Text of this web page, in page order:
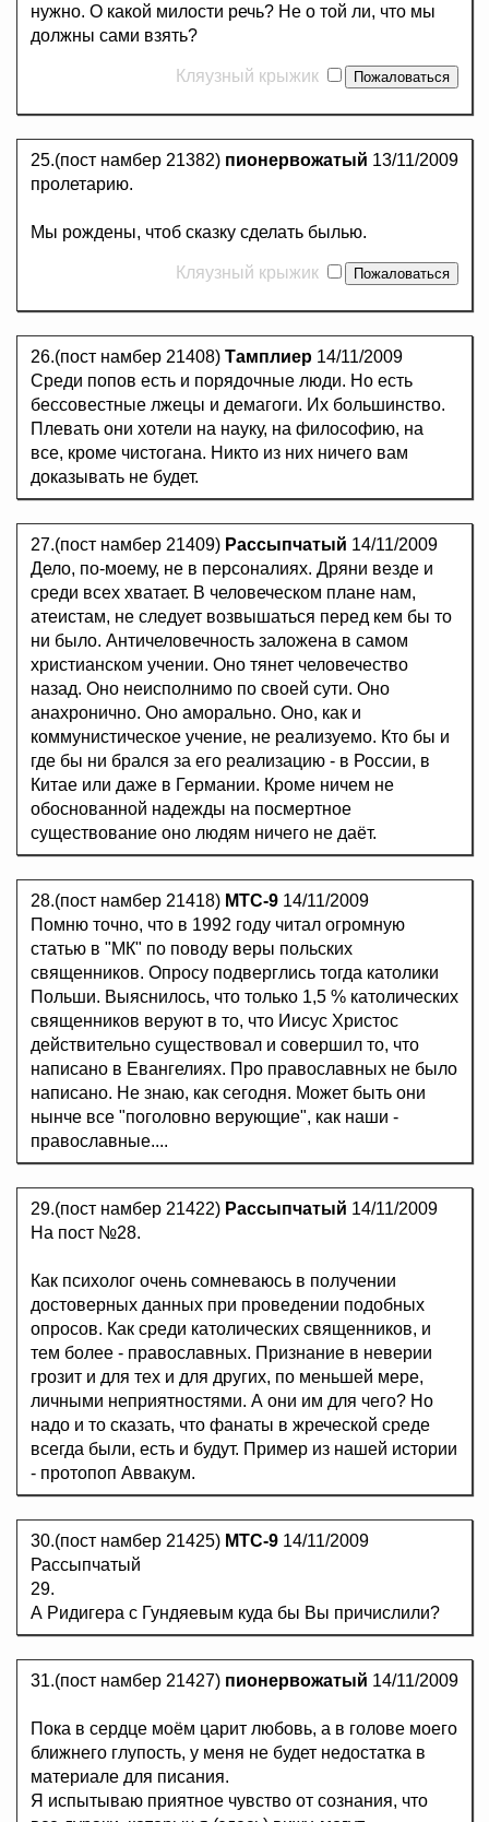
нужно. О какой милости речь? Не о той ли, что мы
должны сами взять?
Кляузный крыжик
25.(пост намбер 21382) пионервожатый 13/11/2009
пролетарию.
Мы рождены, чтоб сказку сделать былью.
Кляузный крыжик
26.(пост намбер 21408) Тамплиер 14/11/2009
Среди попов есть и порядочные люди. Но есть
бессовестные лжецы и демагоги. Их большинство.
Плевать они хотели на науку, на философию, на
все, кроме чистогана. Никто из них ничего вам
доказывать не будет.
27.(пост намбер 21409) Рассыпчатый 14/11/2009
Дело, по-моему, не в персоналиях. Дряни везде и
среди всех хватает. В человеческом плане нам,
атеистам, не следует возвышаться перед кем бы то
ни было. Античеловечность заложена в самом
христианском учении. Оно тянет человечество
назад. Оно неисполнимо по своей сути. Оно
анахронично. Оно аморально. Оно, как и
коммунистическое учение, не реализуемо. Кто бы и
где бы ни брался за его реализацию - в России, в
Китае или даже в Германии. Кроме ничем не
обоснованной надежды на посмертное
существование оно людям ничего не даёт.
28.(пост намбер 21418) MTC-9 14/11/2009
Помню точно, что в 1992 году читал огромную
статью в "МК" по поводу веры польских
священников. Опросу подверглись тогда католики
Польши. Выяснилось, что только 1,5 % католических
священников веруют в то, что Иисус Христос
действительно существовал и совершил то, что
написано в Евангелиях. Про православных не было
написано. Не знаю, как сегодня. Может быть они
нынче все "поголовно верующие", как наши -
православные....
29.(пост намбер 21422) Рассыпчатый 14/11/2009
На пост №28.
Как психолог очень сомневаюсь в получении
достоверных данных при проведении подобных
опросов. Как среди католических священников, и
тем более - православных. Признание в неверии
грозит и для тех и для других, по меньшей мере,
личными неприятностями. А они им для чего? Но
надо и то сказать, что фанаты в жреческой среде
всегда были, есть и будут. Пример из нашей истории
- протопоп Аввакум.
30.(пост намбер 21425) MTC-9 14/11/2009
Рассыпчатый
29.
А Ридигера с Гундяевым куда бы Вы причислили?
31.(пост намбер 21427) пионервожатый 14/11/2009
Пока в сердце моём царит любовь, а в голове моего
ближнего глупость, у меня не будет недостатка в
материале для писания.
Я испытываю приятное чувство от сознания, что